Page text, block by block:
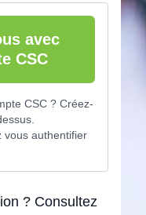
avec
CSC
CSC ? Créez-
vous authentifier
? Consultez